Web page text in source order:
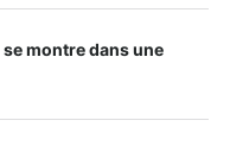
se montre dans une